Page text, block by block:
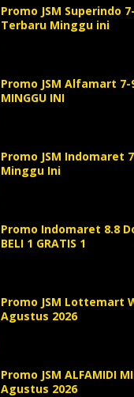
Promo JSM Superindo
Terbaru Minggu ini
Promo JSM Alfamart
MINGGU INI
Promo JSM Indomaret
Minggu Ini
Promo Indomaret 8.8
BELI 1 GRATIS 1
Promo JSM Lottemart
Agustus 2026
Promo JSM ALFAMIDI
Agustus 2026